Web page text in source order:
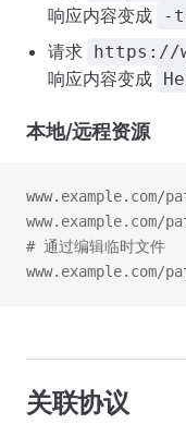
响应内容变成 -
请求 https://
响应内容变成
本地/远程资源
# 通过编辑临时文件
www.example.com/
关联协议